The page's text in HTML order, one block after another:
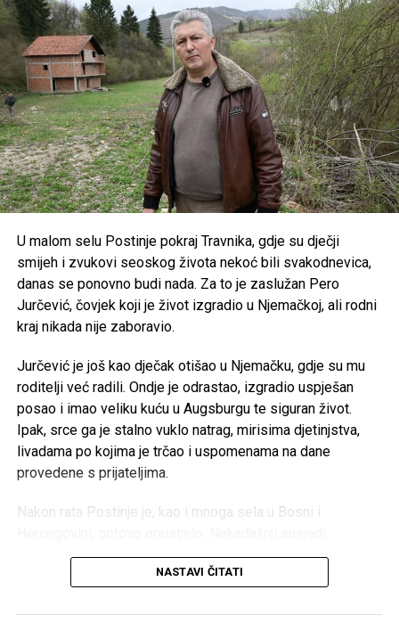
gdje je u večernjim satima počelo i slavlje koje će trajati tri
dana.
Share Post
Share
Tweet Share
Mail
U malom selu Postinje pokraj Travnika, gdje su dječji
smijeh i zvukovi seoskog života nekoć bili svakodnevica,
danas se ponovno budi nada. Za to je zaslužan Pero
Jurčević, čovjek koji je život izgradio u Njemačkoj, ali rodni
kraj nikada nije zaboravio.
Jurčević je još kao dječak otišao u Njemačku, gdje su mu
roditelji već radili. Ondje je odrastao, izgradio uspješan
posao i imao veliku kuću u Augsburgu te siguran život.
Ipak, srce ga je stalno vuklo natrag, mirisima djetinjstva,
livadama po kojima je trčao i uspomenama na dane
provedene s prijateljima.
Nakon rata Postinje je, kao i mnoga sela u Bosni i
raseljeni po svijetu, počeli su prodavati kuće i imanja. Tada
je Pero donio životnu odluku: prodao je kuću u Njemačkoj i
NASTAVI ČITATI